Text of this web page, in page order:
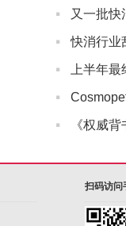
· 又一批快
·
· 上半年
·
·
扫码访问